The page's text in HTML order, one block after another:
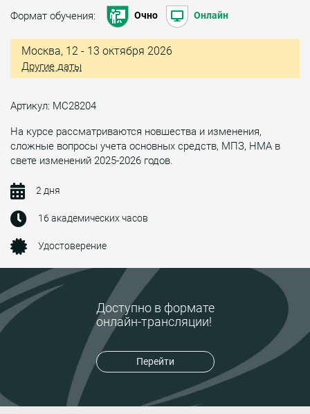
Доступно в формате
онлайн-трансляции!
Перейти
Формат обучения: Очно Онлайн
Москва, 12 - 13 октября 2026
Другие даты
Артикул: МС28204
На курсе рассматриваются новшества и изменения,
сложные вопросы учета основных средств, МПЗ, НМА в
свете изменений 2025-2026 годов.
2 дня
16 академических часов
Удостоверение